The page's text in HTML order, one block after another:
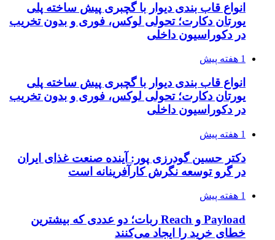
انواع قاب بندی دیوار با گچبری پیش ساخته پلی
یورتان دکارت؛ تحولی لوکس، فوری و بدون تخریب
در دکوراسیون داخلی
1 هفته پیش
انواع قاب بندی دیوار با گچبری پیش ساخته پلی
یورتان دکارت؛ تحولی لوکس، فوری و بدون تخریب
در دکوراسیون داخلی
1 هفته پیش
دکتر حسین گودرزی پور: آینده صنعت غذای ایران
در گرو توسعه نگرش کارآفرینانه است
1 هفته پیش
Payload و Reach ربات؛ دو عددی که بیشترین
خطای خرید را ایجاد می‌کنند